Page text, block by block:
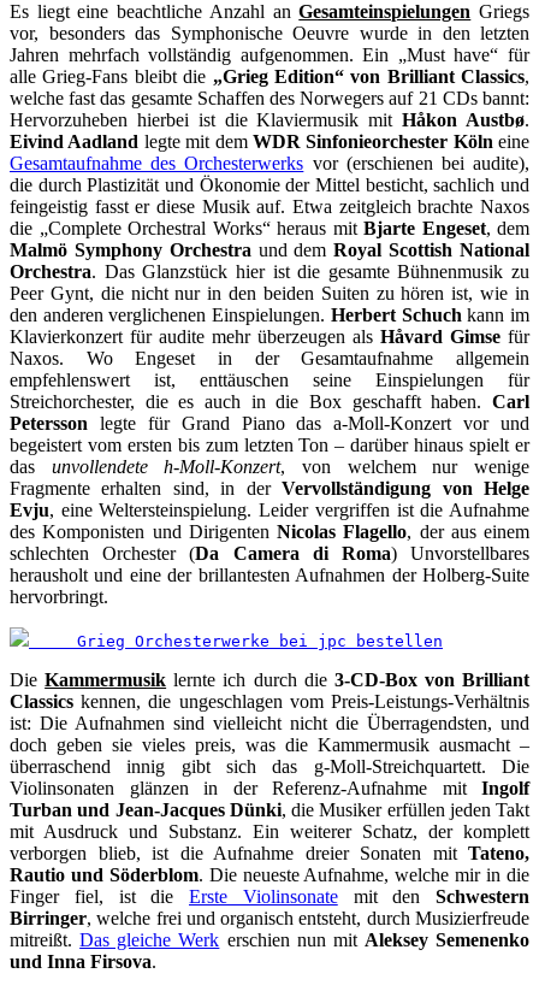
Es liegt eine beachtliche Anzahl anGesamteinspielungen Griegs
vor, besonders das Symphonische Oeuvre wurde in den letzten
Jahren mehrfach vollständig aufgenommen. Ein „Must have“ für
alle Grieg-Fans bleibt die „Grieg Edition“ von Brilliant Classics,
welche fast das gesamte Schaffen des Norwegers auf 21 CDs bannt:
Hervorzuheben hierbei ist die Klaviermusik mitHåkon Austbø.
Eivind Aadland legte mit dem WDR Sinfonieorchester Köln eine
Gesamtaufnahme des Orchesterwerks vor (erschienen bei audite),
die durch Plastizität und Ökonomie der Mittel besticht, sachlich und
feingeistig fasst er diese Musik auf. Etwa zeitgleich brachte Naxos
die „Complete Orchestral Works“ heraus mit Bjarte Engeset, dem
Malmö Symphony Orchestra und demRoyal Scottish National
Orchestra. Das Glanzstück hier ist die gesamte Bühnenmusik zu
Peer Gynt, die nicht nur in den beiden Suiten zu hören ist, wie in
den anderen verglichenen Einspielungen. Herbert Schuch kann im
Klavierkonzert für audite mehr überzeugen als Håvard Gimse für
Naxos. Wo Engeset in der Gesamtaufnahme allgemein
empfehlenswert ist, enttäuschen seine Einspielungen für
Streichorchester, die es auch in die Box geschafft haben. Carl
Petersson legte für Grand Piano das a-Moll-Konzert vor und
begeistert vom ersten bis zum letzten Ton – darüber hinaus spielt er
das unvollendete h-Moll-Konzert, von welchem nur wenige
Fragmente erhalten sind, in derVervollständigung von Helge
Evju, eine Weltersteinspielung. Leider vergriffen ist die Aufnahme
des Komponisten und Dirigenten Nicolas Flagello, der aus einem
schlechten Orchester (Da Camera di Roma) Unvorstellbares
herausholt und eine der brillantesten Aufnahmen der Holberg-Suite
hervorbringt.
     Grieg Orchesterwerke bei jpc bestellen
DieKammermusik lernte ich durch die 3-CD-Box von Brilliant
Classics kennen, die ungeschlagen vom Preis-Leistungs-Verhältnis
ist: Die Aufnahmen sind vielleicht nicht die Überragendsten, und
doch geben sie vieles preis, was die Kammermusik ausmacht –
überraschend innig gibt sich das g-Moll-Streichquartett. Die
Violinsonaten glänzen in der Referenz-Aufnahme mit Ingolf
Turban und Jean-Jacques Dünki, die Musiker erfüllen jeden Takt
mit Ausdruck und Substanz. Ein weiterer Schatz, der komplett
verborgen blieb, ist die Aufnahme dreier Sonaten mit Tateno,
Rautio und Söderblom. Die neueste Aufnahme, welche mir in die
Finger fiel, ist die Erste Violinsonatemit den Schwestern
Birringer, welche frei und organisch entsteht, durch Musizierfreude
mitreißt.Das gleiche Werk erschien nun mit Aleksey Semenenko
und Inna Firsova.